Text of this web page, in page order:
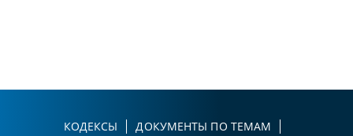
КОДЕКСЫ
ДОКУМЕНТЫ ПО ТЕМАМ